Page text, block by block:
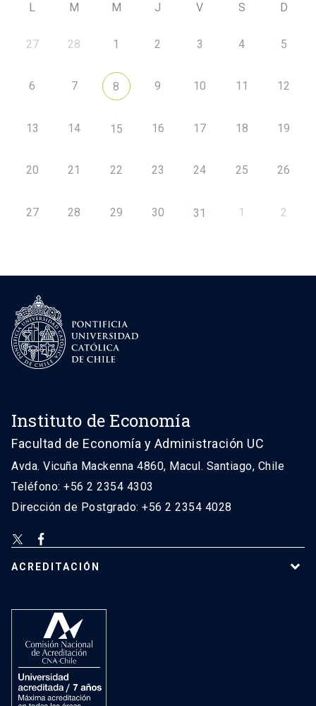
L M M J V S D
27 28 1 2 3 4 5
6 7 8 9 10 11 12
13 14 15 16 17 18 19
20 21 22 23 24 25 26
27 28 29 30 31 1 2
Instituto de Economía
Facultad de Economía y Administración UC
Avda. Vicuña Mackenna 4860, Macul. Santiago, Chile
Teléfono: +56 2 2354 4303
Dirección de Postgrado: +56 2 2354 4028
ACREDITACIÓN